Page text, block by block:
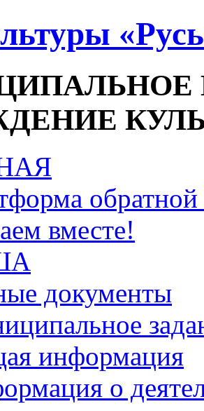
обратной
вместе!
документы
информация
о